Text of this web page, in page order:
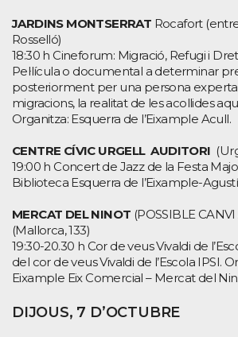
JARDINS MONTSERRAT Rocafort
Rosselló)
18:30 h Cineforum: Migració, Refugi i
Pel·lícula o documental a determinar
posteriorment per una persona
migracions, la realitat de les acollides
Organitza: Esquerra de l’Eixample Acull.
CENTRE CÍVIC URGELL AUDITORI
19:00 h Concert de Jazz de la Festa
Biblioteca Esquerra de l’Eixample-
MERCAT DEL NINOT (POSSIBLE
(Mallorca, 133)
19:30-20.30 h Cor de veus Vivaldi de
del cor de veus Vivaldi de l’Escola IPSI.
Eixample Eix Comercial – Mercat del
DIJOUS, 7 D’OCTUBRE